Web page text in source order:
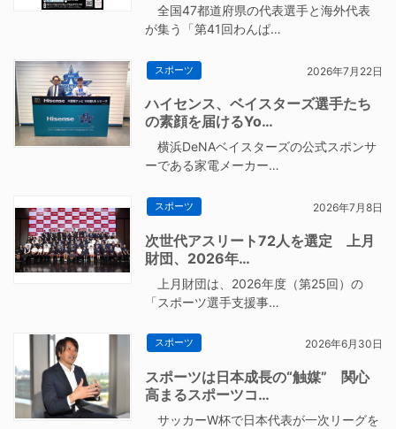
全国47都道府県の代表選手と海外代表
が集う「第41回わんぱ…
スポーツ 2026年7月22日
ハイセンス、ベイスターズ選手たち
の素顔を届けるYo…
横浜DeNAベイスターズの公式スポンサ
ーである家電メーカー…
スポーツ 2026年7月8日
次世代アスリート72人を選定 上月
財団、2026年…
上月財団は、2026年度（第25回）の
「スポーツ選手支援事…
スポーツ 2026年6月30日
スポーツは日本成長の“触媒” 関心
高まるスポーツコ…
サッカーW杯で日本代表が一次リーグを